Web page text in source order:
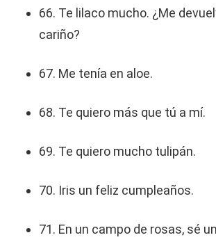
66. Te lilaco mucho. ¿Me
cariño?
67. Me tenía en aloe.
68. Te quiero más que tú a mí.
69. Te quiero mucho tulipán.
70. Iris un feliz cumpleaños.
71. En un campo de rosas, sé